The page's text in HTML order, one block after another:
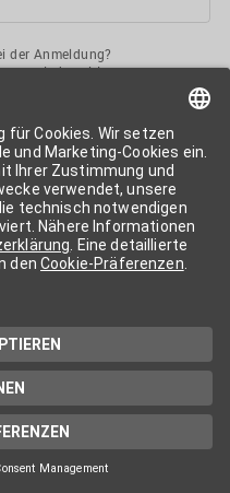
der Anmeldung?
jederzeit!
der einzelnen Anwendungen
Kosten fallen nur nach einer
an.
Allgemeinen
Presse Agentur.
ausschließlich für die
genutzt.
Verwendung ist nur mit
gerne zur Verfügung.